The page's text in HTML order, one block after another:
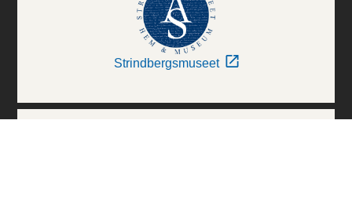
Strindbergsmuseet